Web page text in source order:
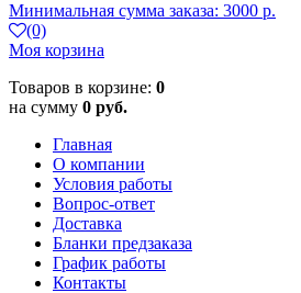
Минимальная сумма заказа: 3000 р.
(0)
Моя корзина
Товаров в корзине: 0
на сумму 0 руб.
Главная
О компании
Условия работы
Вопрос-ответ
Доставка
Бланки предзаказа
График работы
Контакты